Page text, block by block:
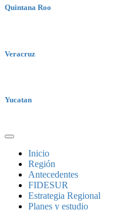
Quintana Roo
Veracruz
Yucatan
Inicio
Región
Antecedentes
FIDESUR
Estrategia Regional
Planes y estudio